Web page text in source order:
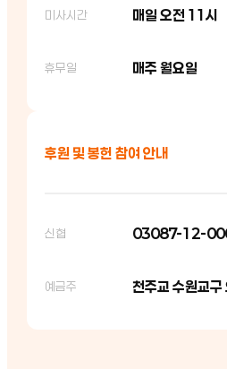
미사시간 매일 오전 11시
휴무일 매주 월요일
후원 및 봉헌 참여 안내
신협 03087-12-
예금주 천주교 수원교구